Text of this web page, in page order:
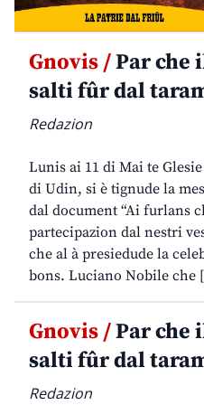
Gnovis /Par che
salti fûr dal
Redazion
Lunis ai 11 di Mai te
di Udin, si è tignude la
dal document “Ai furlans
partecipazion dal nestri
che al à presiedude la
bons. Luciano Nobile che
Gnovis /Par che
salti fûr dal
Redazion